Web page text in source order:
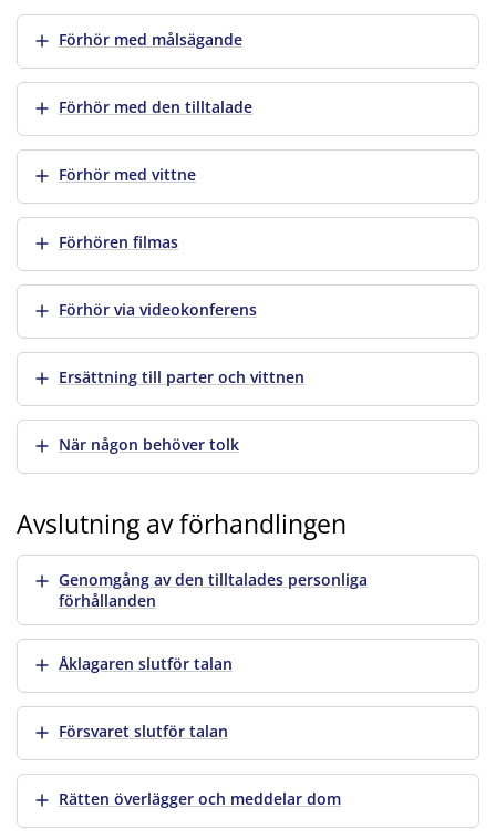
Visa merFörhör med målsägande
Visa merFörhör med den tilltalade
Visa merFörhör med vittne
Visa merFörhören filmas
Visa merFörhör via videokonferens
Visa merErsättning till parter och vittnen
Visa merNär någon behöver tolk
Avslutning av förhandlingen
Visa merGenomgång av den tilltalades personliga
förhållanden
Visa merÅklagaren slutför talan
Visa merFörsvaret slutför talan
Visa merRätten överlägger och meddelar dom